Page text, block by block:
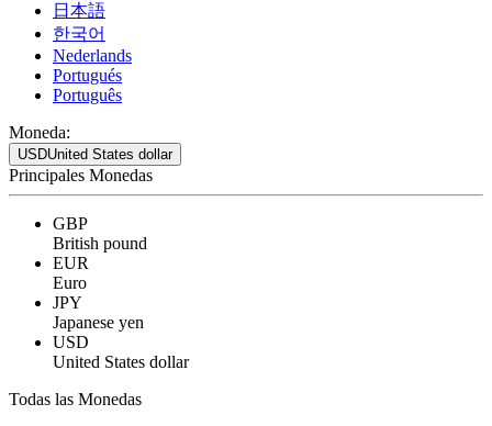
日本語
한국어
Nederlands
Portugués
Português
Moneda:
USDUnited States dollar
Principales Monedas
GBP
British pound
EUR
Euro
JPY
Japanese yen
USD
United States dollar
Todas las Monedas